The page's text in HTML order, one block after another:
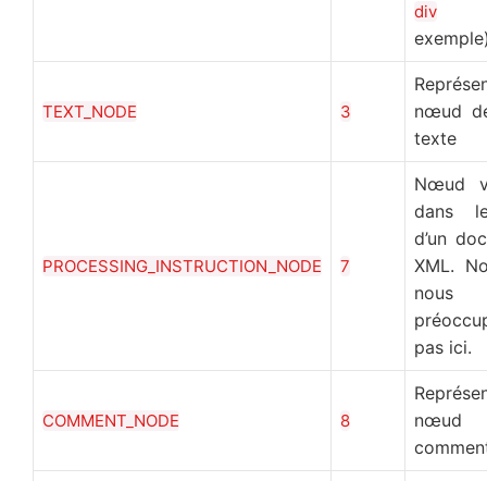
div
TEXT_NODE 3
nœud
texte
PROCESSING_INSTRUCTION_NODE 7
Nœud
dans
d’un
XML.
pas ici.
COMMENT_NODE 8
nœud